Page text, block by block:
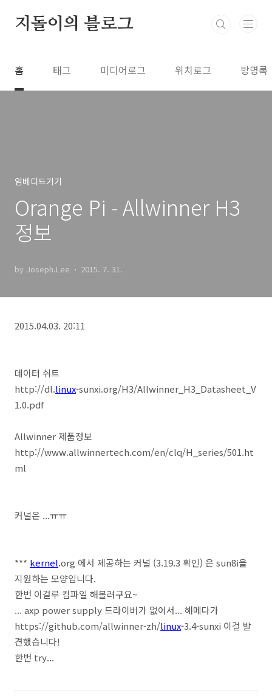
지돌이의 블로그
홈 태그 미디어로그 위치로그 방명록
임베디드기기
Orange Pi - Allwinner H3
정보
by Joseph.Lee 2015. 7. 31.
2015.04.03. 20:11
데이터 쉬트
http://dl.linux-sunxi.org/H3/Allwinner_H3_Datasheet_V
1.0.pdf
Allwinner 제품정보
http://www.allwinnertech.com/en/clq/H_series/501.ht
ml
커널은 ...ㅠㅠ
*** kernel.org 에서 제공하는 커널 (3.19.3 확인) 은 sun8i을
지원하는 모양입니다.
한번 이걸루 컴파일 해볼려구요~
... axp power supply 드라이버가 없어서... 해메다가
https://github.com/allwinner-zh/linux-3.4-sunxi 이걸 발
견했습니다!
한번 try...